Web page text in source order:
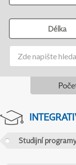
Délka
Studijní